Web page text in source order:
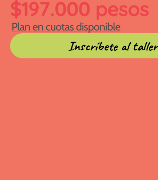
Inscríbete al taller